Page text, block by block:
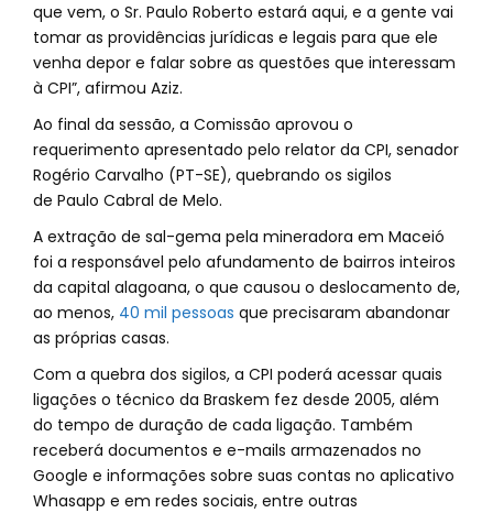
que vem, o Sr. Paulo Roberto estará aqui, e a gente vai
tomar as providências jurídicas e legais para que ele
venha depor e falar sobre as questões que interessam
à CPI”, afirmou Aziz.
Ao final da sessão, a Comissão aprovou o
requerimento apresentado pelo relator da CPI, senador
Rogério Carvalho (PT-SE), quebrando os sigilos
de Paulo Cabral de Melo.
A extração de sal-gema pela mineradora em Maceió
foi a responsável pelo afundamento de bairros inteiros
da capital alagoana, o que causou o deslocamento de,
ao menos, 40 mil pessoas que precisaram abandonar
as próprias casas.
Com a quebra dos sigilos, a CPI poderá acessar quais
ligações o técnico da Braskem fez desde 2005, além
do tempo de duração de cada ligação. Também
receberá documentos e e-mails armazenados no
Google e informações sobre suas contas no aplicativo
Whasapp e em redes sociais, entre outras